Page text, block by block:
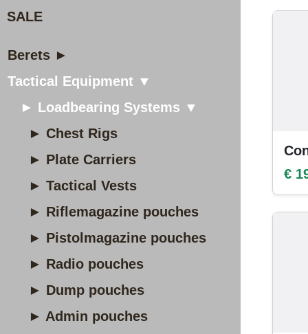
SALE
Berets ►
Tactical Equipment ▼
► Loadbearing Systems ▼
► Chest Rigs
► Plate Carriers
► Tactical Vests
► Riflemagazine pouches
► Pistolmagazine pouches
► Radio pouches
► Dump pouches
► Admin pouches
€